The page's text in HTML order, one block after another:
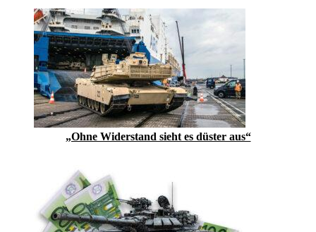
„Ohne Widerstand sieht es düster aus“